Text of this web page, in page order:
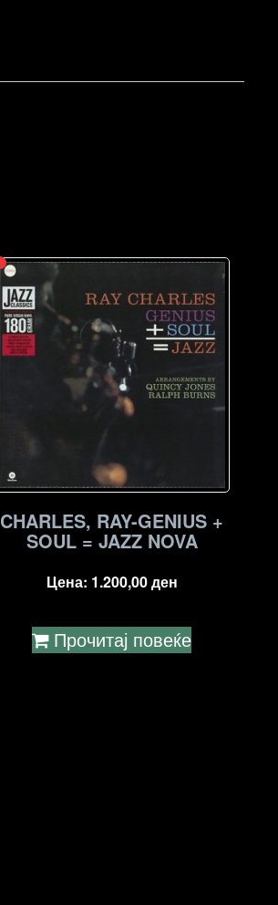
CHARLES, RAY-GENIUS +
SOUL = JAZZ NOVA
Цена: 1.200,00ден
Прочитај повеќе